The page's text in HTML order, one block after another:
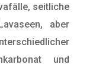
seitliche
aber
und